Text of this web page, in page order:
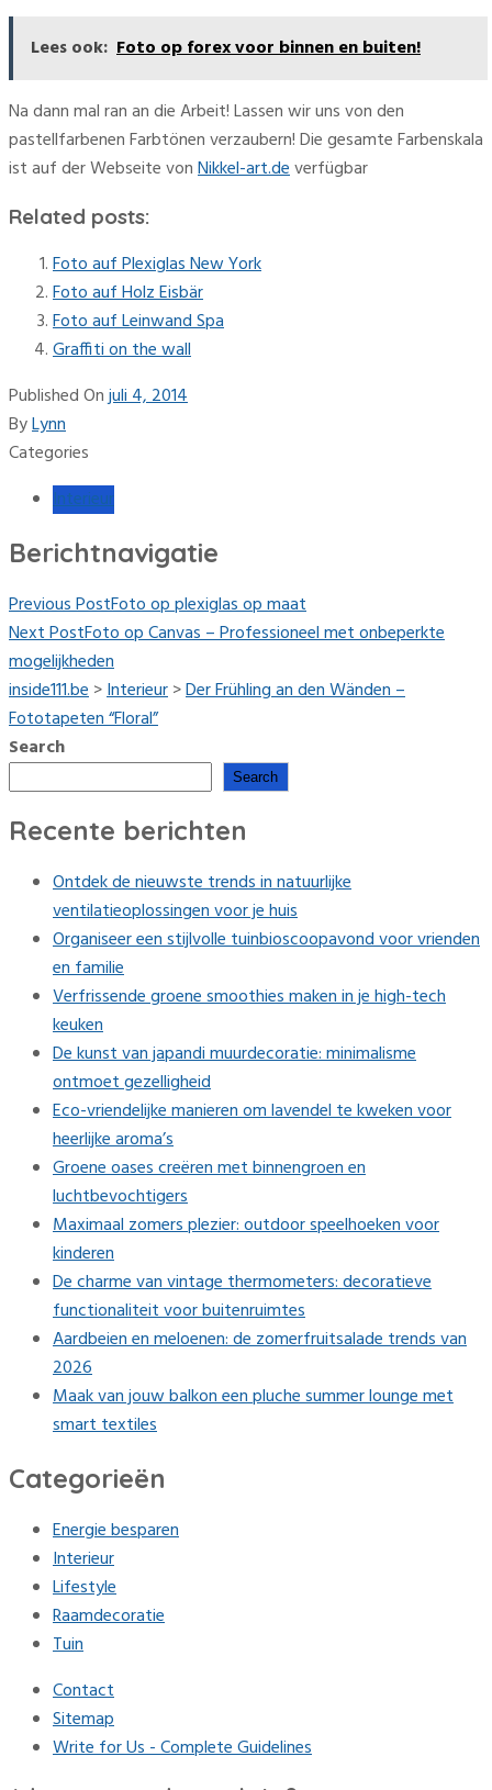
Lees ook: Foto op forex voor binnen en buiten!
Na dann mal ran an die Arbeit! Lassen wir uns von den
pastellfarbenen Farbtönen verzaubern! Die gesamte Farbenskala
ist auf der Webseite vonNikkel-art.deverfügbar
Related posts:
Foto auf Plexiglas New York
Foto auf Holz Eisbär
Foto auf Leinwand Spa
Graffiti on the wall
Published Onjuli 4, 2014
ByLynn
Categories
Interieur
Berichtnavigatie
Previous PostFoto op plexiglas op maat
Next PostFoto op Canvas – Professioneel met onbeperkte
mogelijkheden
inside111.be>Interieur>Der Frühling an den Wänden –
Fototapeten “Floral”
Search
Search
Recente berichten
Ontdek de nieuwste trends in natuurlijke
ventilatieoplossingen voor je huis
Organiseer een stijlvolle tuinbioscoopavond voor vrienden
en familie
Verfrissende groene smoothies maken in je high-tech
keuken
De kunst van japandi muurdecoratie: minimalisme
ontmoet gezelligheid
Eco-vriendelijke manieren om lavendel te kweken voor
heerlijke aroma’s
Groene oases creëren met binnengroen en
luchtbevochtigers
Maximaal zomers plezier: outdoor speelhoeken voor
kinderen
De charme van vintage thermometers: decoratieve
functionaliteit voor buitenruimtes
Aardbeien en meloenen: de zomerfruitsalade trends van
2026
Maak van jouw balkon een pluche summer lounge met
smart textiles
Categorieën
Energie besparen
Interieur
Lifestyle
Raamdecoratie
Tuin
Contact
Sitemap
Write for Us - Complete Guidelines